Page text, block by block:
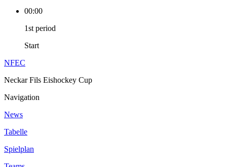
00:00
1st period
Start
NFEC
Neckar Fils Eishockey Cup
Navigation
News
Tabelle
Spielplan